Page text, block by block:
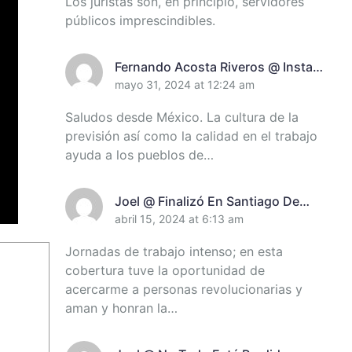
Santiago De Cuba
públicos imprescindibles.
Fernando Acosta Riveros @ Instan
A Incrementar El Control De
mayo 31, 2024 at 12:24 am
Saludos desde México. La cultura de la
previsión así como la calidad en el trabajo
ayuda a los pueblos de…
Joel @ Finalizó En Santiago De
Cuba Encuentro De Miembros Del
Ascunce Domenech (+Video)
(+Fotos)
abril 15, 2024 at 6:13 am
Jornadas de trabajo intenso; en esta
cobertura tuve la oportunidad de
acercarme a personas revolucionarias y
aman y honran la…